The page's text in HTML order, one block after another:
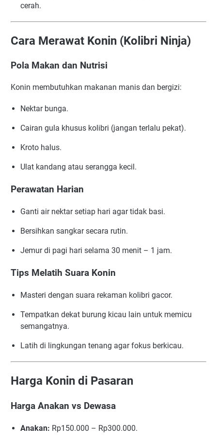
cerah.
Cara Merawat Konin (Kolibri Ninja)
Pola Makan dan Nutrisi
Konin membutuhkan makanan manis dan bergizi:
Nektar bunga.
Cairan gula khusus kolibri (jangan terlalu pekat).
Kroto halus.
Ulat kandang atau serangga kecil.
Perawatan Harian
Ganti air nektar setiap hari agar tidak basi.
Bersihkan sangkar secara rutin.
Jemur di pagi hari selama 30 menit – 1 jam.
Tips Melatih Suara Konin
Masteri dengan suara rekaman kolibri gacor.
Tempatkan dekat burung kicau lain untuk memicu
semangatnya.
Latih di lingkungan tenang agar fokus berkicau.
Harga Konin di Pasaran
Harga Anakan vs Dewasa
Anakan: Rp150.000 – Rp300.000.